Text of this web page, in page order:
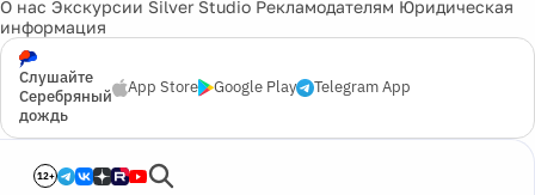
О нас Экскурсии Silver Studio Рекламодателям Юридическая
информация
Слушайте
Серебряный
дождь
App Store Google Play Telegram App
12+